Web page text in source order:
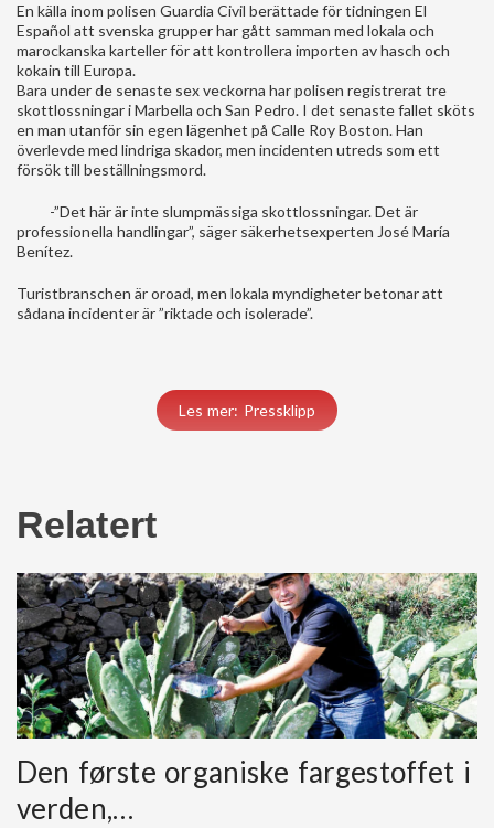
En källa inom polisen Guardia Civil berättade för tidningen El
Español att svenska grupper har gått samman med lokala och
marockanska karteller för att kontrollera importen av hasch och
kokain till Europa.
Bara under de senaste sex veckorna har polisen registrerat tre
skottlossningar i Marbella och San Pedro. I det senaste fallet sköts
en man utanför sin egen lägenhet på Calle Roy Boston. Han
överlevde med lindriga skador, men incidenten utreds som ett
försök till beställningsmord.
-”Det här är inte slumpmässiga skottlossningar. Det är
professionella handlingar”, säger säkerhetsexperten José María
Benítez.
Turistbranschen är oroad, men lokala myndigheter betonar att
sådana incidenter är ”riktade och isolerade”.
Les mer: Pressklipp
Relatert
Den første organiske fargestoffet i
verden,…